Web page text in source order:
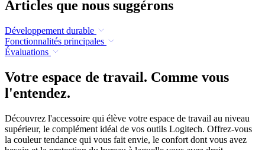
Articles que nous suggérons
Développement durable
Fonctionnalités principales
Évaluations
Votre espace de travail. Comme vous
l'entendez.
Découvrez l'accessoire qui élève votre espace de travail au niveau
supérieur, le complément idéal de vos outils Logitech. Offrez-vous
la couleur tendance qui vous fait envie, le confort dont vous avez